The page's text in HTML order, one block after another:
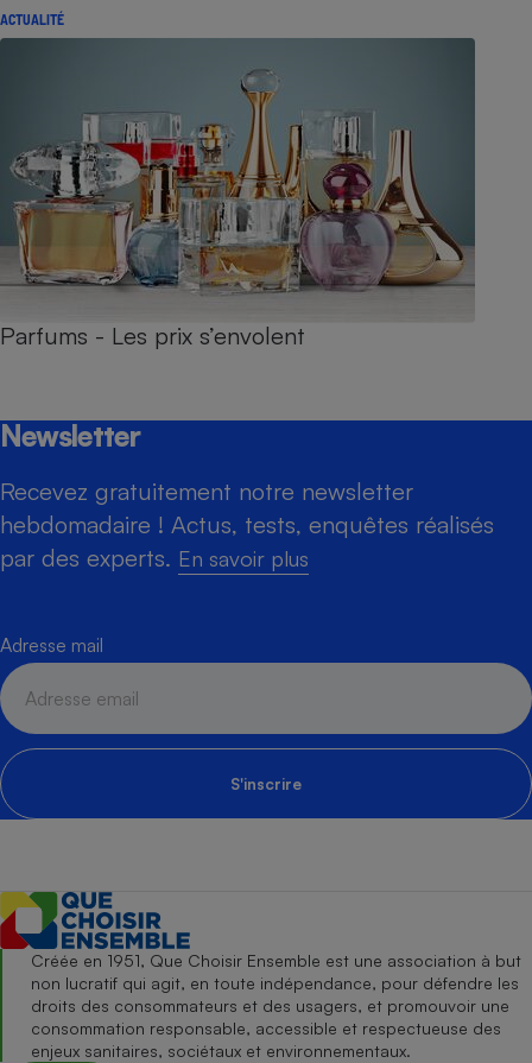
ACTUALITÉ
Parfums - Les prix s’envolent
Newsletter
Recevez gratuitement notre newsletter
hebdomadaire ! Actus, tests, enquêtes réalisés
par des experts. En savoir plus
Adresse mail
S'inscrire
Créée en 1951, Que Choisir Ensemble est une association à but
non lucratif qui agit, en toute indépendance, pour défendre les
droits des consommateurs et des usagers, et promouvoir une
consommation responsable, accessible et respectueuse des
enjeux sanitaires, sociétaux et environnementaux.